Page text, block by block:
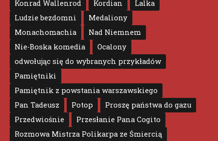
Konrad Wallenrod
Kordian
Lalka
Ludzie bezdomni
Medaliony
Monachomachia
Nad Niemnem
Nie-Boska komedia
Ocalony
odwołując się do wybranych przykładów
Pamiętniki
Pamiętnik z powstania warszawskiego
Pan Tadeusz
Potop
Proszę państwa do gazu
Przedwiośnie
Przesłanie Pana Cogito
Rozmowa Mistrza Polikarpa ze Śmiercią